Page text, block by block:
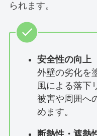
られます。
安全性の向上
外壁の劣化を
風による落下
被害や周囲へ
めます。